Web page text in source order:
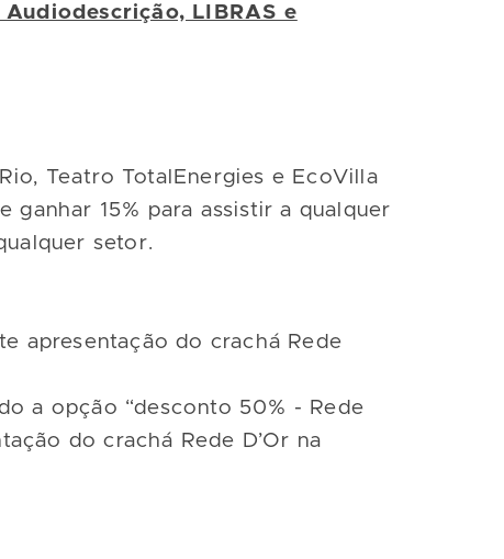
LIBRAS e
Teatro TotalEnergies e EcoVilla
15% para assistir a qualquer
setor.
apresentação do crachá Rede
a opção “desconto 50% - Rede
do crachá Rede D’Or na